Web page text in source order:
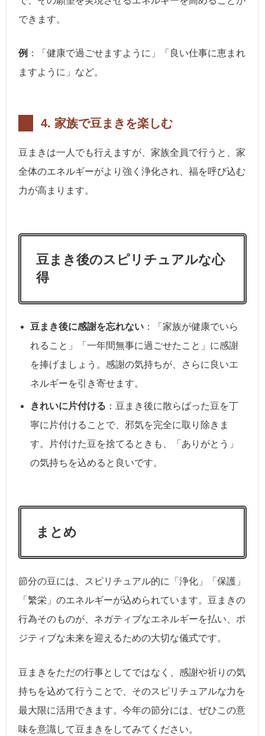
できます。
例 ：「健康で過ごせますように」「良い仕事に恵まれ
ますように」など。
4. 家族で豆まきを楽しむ
豆まきは一人でも行えますが、家族全員で行うと、家
全体のエネルギーがより強く浄化され、福を呼び込む
力が高まります。
豆まき後のスピリチュアルな心
得
豆まき後に感謝を忘れない ：「家族が健康でいら
れること」「一年間無事に過ごせたこと」に感謝
を捧げましょう。感謝の気持ちが、さらに良いエ
ネルギーを引き寄せます。
きれいに片付ける ：豆まき後に散らばった豆を丁
寧に片付けることで、邪気を完全に取り除きま
す。片付けた豆を捨てるときも、「ありがとう」
の気持ちを込めると良いです。
まとめ
節分の豆には、スピリチュアル的に「浄化」「保護」
「繁栄」のエネルギーが込められています。豆まきの
行為そのものが、ネガティブなエネルギーを払い、ポ
ジティブな未来を迎えるための大切な儀式です。
豆まきをただの行事としてではなく、感謝や祈りの気
持ちを込めて行うことで、そのスピリチュアルな力を
最大限に活用できます。今年の節分には、ぜひこの意
味を意識して豆まきをしてみてください。